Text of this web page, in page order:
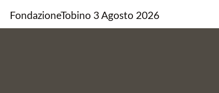
FondazioneTobino 3 Agosto 2026